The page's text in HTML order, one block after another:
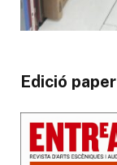
Edició paper